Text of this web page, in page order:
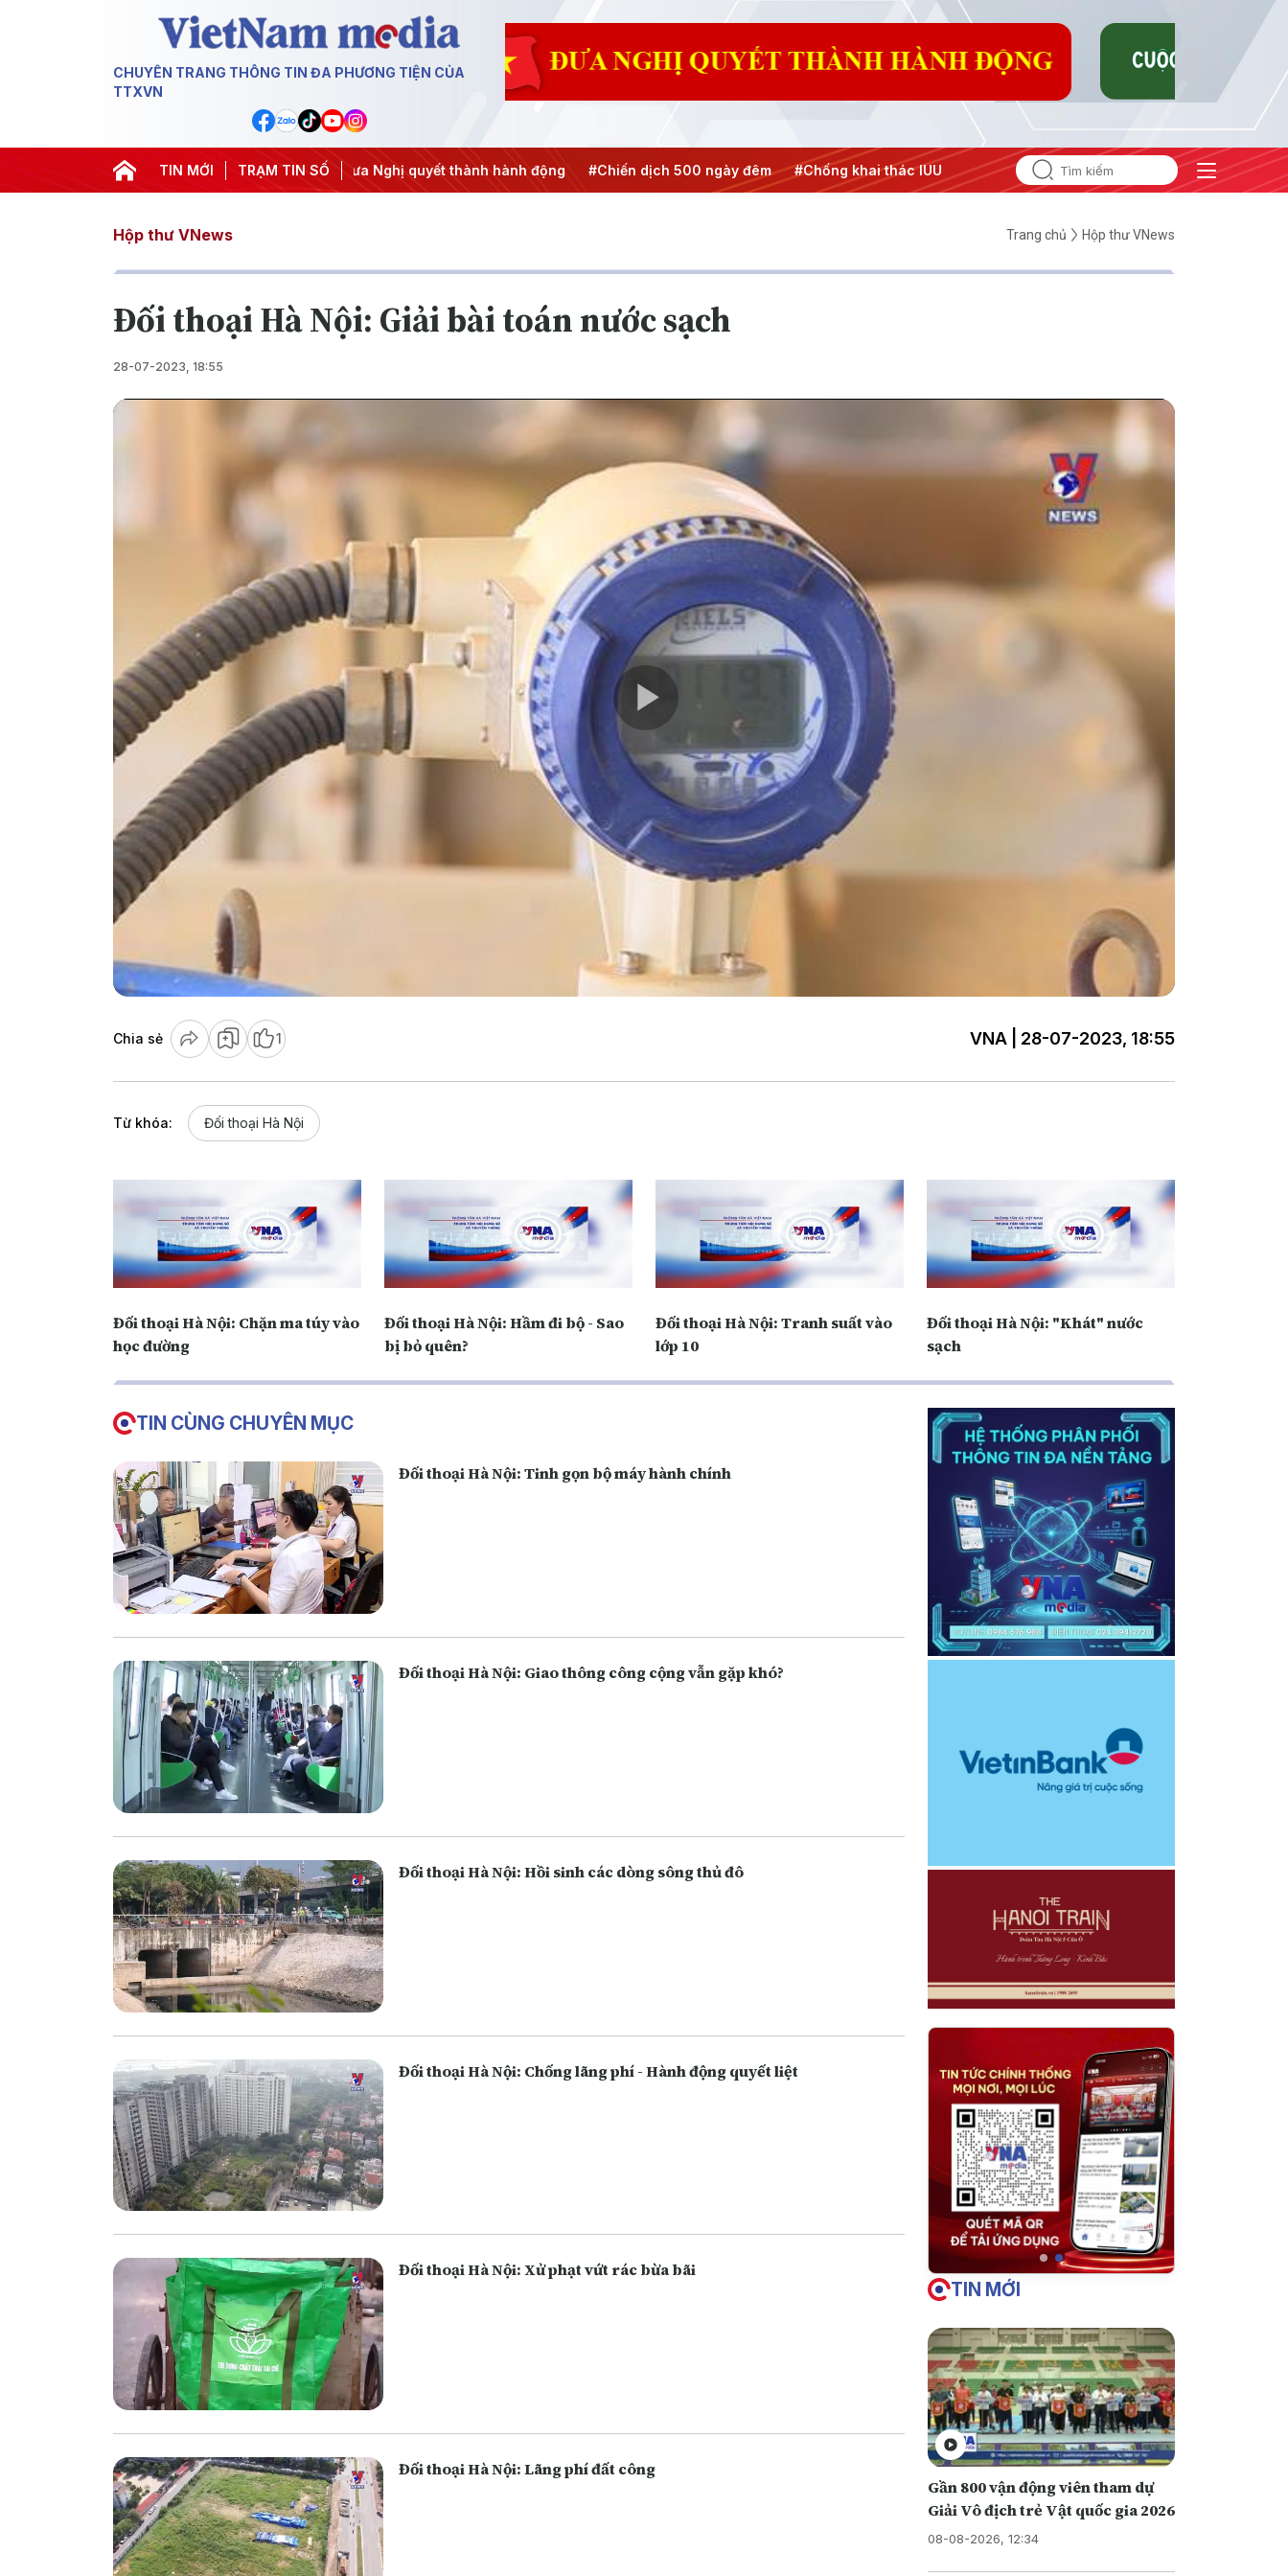
CHUYÊN TRANG THÔNG TIN ĐA PHƯƠNG TIỆN CỦA
TTXVN
TIN MỚI TRẠM TIN SỐ
#APEC 2027 #Đưa Nghị quyết thành hành động #Chiến dịch 500 ngày đêm #Chống khai thác IUU #Căng thẳng Trung Đông #An ninh năng lượng #Bảo vệ nền
Hộp thư VNews Trang chủ Hộp thư VNews
Đối thoại Hà Nội: Giải bài toán nước sạch
28-07-2023, 18:55
Play
Video
Chia sẻ 1 VNA | 28-07-2023, 18:55
Từ khóa: Đối thoại Hà Nội
Đối thoại Hà Nội: Chặn ma túy vào
học đường
Đối thoại Hà Nội: Hầm đi bộ - Sao
bị bỏ quên?
Đối thoại Hà Nội: Tranh suất vào
lớp 10
Đối thoại Hà Nội: "Khát" nước
sạch
TIN CÙNG CHUYÊN MỤC
Đối thoại Hà Nội: Tinh gọn bộ máy hành chính
Đối thoại Hà Nội: Giao thông công cộng vẫn gặp khó?
Đối thoại Hà Nội: Hồi sinh các dòng sông thủ đô
Đối thoại Hà Nội: Chống lãng phí - Hành động quyết liệt
Đối thoại Hà Nội: Xử phạt vứt rác bừa bãi
Đối thoại Hà Nội: Lãng phí đất công
TIN MỚI
Gần 800 vận động viên tham dự
Giải Vô địch trẻ Vật quốc gia 2026
08-08-2026, 12:34